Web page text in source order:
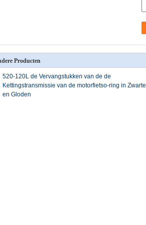
Producten
520-120L de Vervangstukken van de de
Kettingstransmissie van de motorfietso-ring in Zwarte
en Gloden